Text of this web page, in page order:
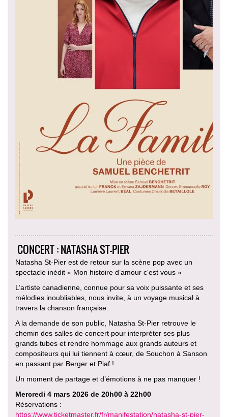
CONCERT : NATASHA ST-PIER
Natasha St-Pier est de retour sur la scène pop avec un
spectacle inédit « Mon histoire d’amour c‘est vous »
L’artiste canadienne, connue pour sa voix puissante et ses
mélodies inoubliables, nous invite, à un voyage musical à
travers la chanson française.
A la demande de son public, Natasha St-Pier retrouve le
chemin des salles de concert pour interpréter ses plus
grands tubes et rendre hommage aux grands auteurs et
compositeurs qui lui tiennent à cœur, de Souchon à Sanson
en passant par Berger et Piaf !
Un moment de partage et d’émotions à ne pas manquer !
Mercredi 4 mars 2026 de 20h00 à 22h00
Réservations :
https://www.ticketmaster.fr/fr/manifestation/natasha-st-pier-